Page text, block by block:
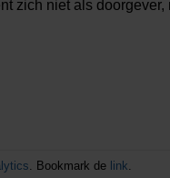
zich niet als
. Bookmark de link